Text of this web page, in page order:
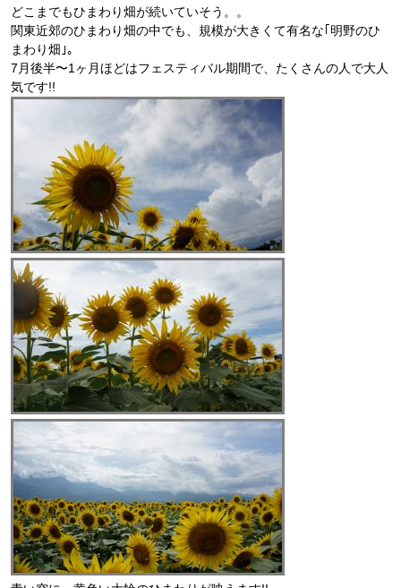
どこまでもひまわり畑が続いていそう。。
関東近郊のひまわり畑の中でも、規模が大きくて有名な｢明野のひ
まわり畑｣。
7月後半〜1ヶ月ほどはフェスティバル期間で、たくさんの人で大人
気です!!